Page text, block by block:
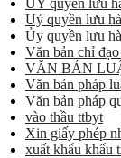
Uỷ quyền lưu
Ủy quyền lưu
Văn bản chỉ
VĂN BẢN
Văn bản pháp
Văn bản pháp
vào thầu ttbyt
Xin giấy phép
xuất khẩu khẩu